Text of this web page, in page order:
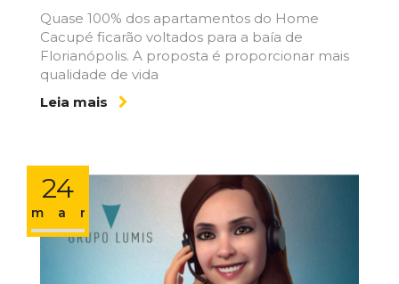
Quase 100% dos apartamentos do Home
Cacupé ficarão voltados para a baía de
Florianópolis. A proposta é proporcionar mais
qualidade de vida
Leia mais
24
mar